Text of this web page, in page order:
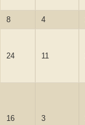
8 4
24 11
16 3